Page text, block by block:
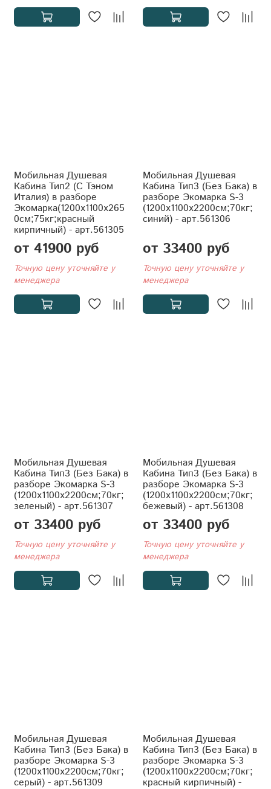
Мобильная Душевая
Кабина Тип2 (С Тэном
Италия) в разборе
Экомарка(1200x1100x265
0см;75кг;красный
кирпичный) - арт.561305
от 41900 руб
Точную цену уточняйте у
менеджера
Мобильная Душевая
Кабина Тип3 (Без Бака) в
разборе Экомарка S-3
(1200x1100x2200см;70кг;
синий) - арт.561306
от 33400 руб
Точную цену уточняйте у
менеджера
Мобильная Душевая
Кабина Тип3 (Без Бака) в
разборе Экомарка S-3
(1200x1100x2200см;70кг;
зеленый) - арт.561307
от 33400 руб
Точную цену уточняйте у
менеджера
Мобильная Душевая
Кабина Тип3 (Без Бака) в
разборе Экомарка S-3
(1200x1100x2200см;70кг;
бежевый) - арт.561308
от 33400 руб
Точную цену уточняйте у
менеджера
Мобильная Душевая
Кабина Тип3 (Без Бака) в
разборе Экомарка S-3
(1200x1100x2200см;70кг;
серый) - арт.561309
Мобильная Душевая
Кабина Тип3 (Без Бака) в
разборе Экомарка S-3
(1200x1100x2200см;70кг;
красный кирпичный) -